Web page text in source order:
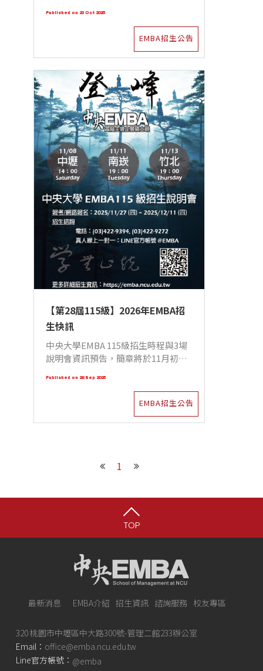
Published on 23 Oct 2025
EMBA招生公告
【第28屆115級】2026年EMBA招
生快訊
中央大學EMBA 115級招生時程與3場
說明會資訊預告，簡章將於11月初公
Published on 26 Sep 2025
EMBA招生公告
1
TOP
最新消息 EMBA介紹 招生資訊 諮詢服務 校友專區
320 桃園市中壢區中大路300號-管理二館233辦公室
Email： office@emba.ncu.edu.tw
Line官方帳號： @emba